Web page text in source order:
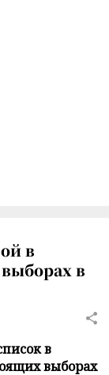
в
в
в
выборах